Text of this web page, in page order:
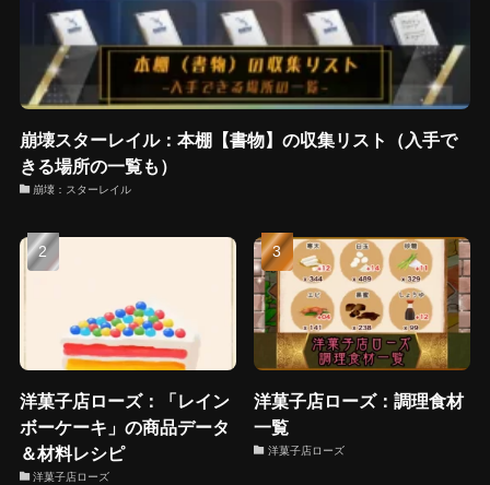
崩壊スターレイル：本棚【書物】の収集リスト（入手で
きる場所の一覧も）
崩壊：スターレイル
洋菓子店ローズ：「レイン
ボーケーキ」の商品データ
＆材料レシピ
洋菓子店ローズ
洋菓子店ローズ：調理食材
一覧
洋菓子店ローズ